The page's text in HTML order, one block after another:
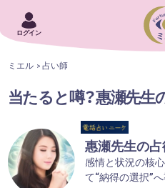
ログイン
ミエル 占い師
当たると噂？惠瀬先生
惠瀬先生の
感情と状況の核
て“納得の選択”